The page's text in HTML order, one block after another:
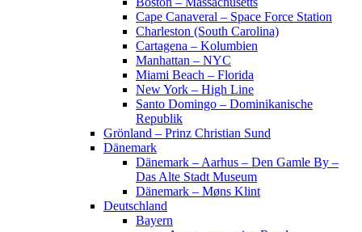
Cape Canaveral – Space Force Station
Charleston (South Carolina)
Cartagena – Kolumbien
Manhattan – NYC
Miami Beach – Florida
New York – High Line
Santo Domingo – Dominikanische
Republik
Grönland – Prinz Christian Sund
Dänemark
Dänemark – Aarhus – Den Gamle By –
Das Alte Stadt Museum
Dänemark – Møns Klint
Deutschland
Bayern